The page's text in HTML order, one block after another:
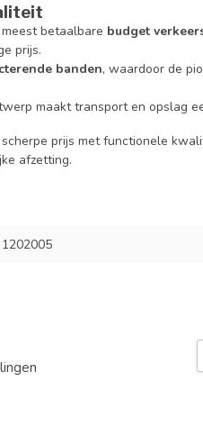
betaalbare budget
prijs.
banden, waardoor de
maakt transport en opslag
prijs met functionele
afzetting.
1202005